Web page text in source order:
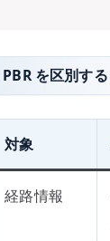
を区別する
対象
経路情報